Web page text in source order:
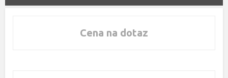
Cena na dotaz